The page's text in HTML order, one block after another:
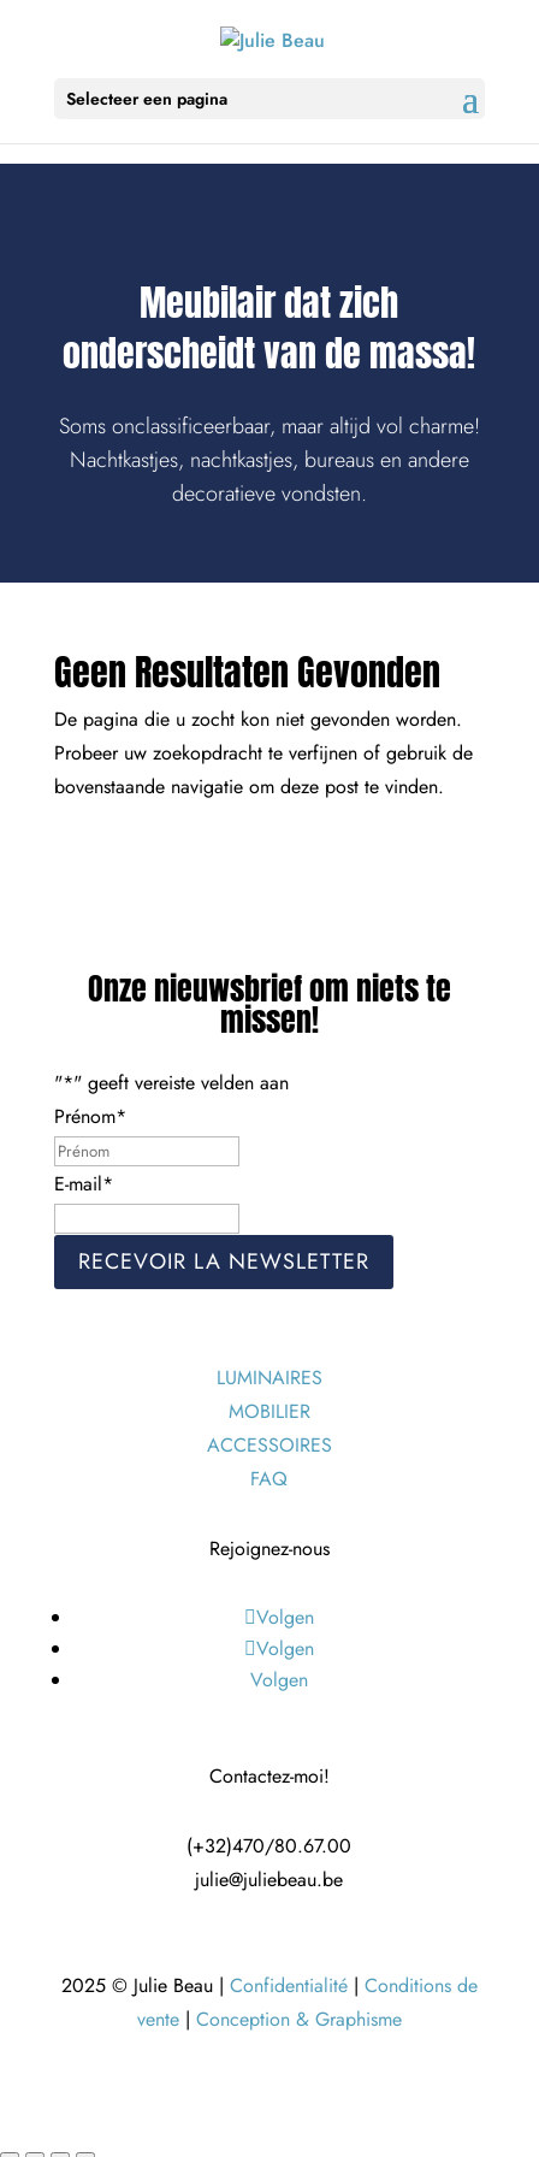
Selecteer een pagina
Meubilair dat zich
onderscheidt van de massa!
Soms onclassificeerbaar, maar altijd vol charme!
Nachtkastjes, nachtkastjes, bureaus en andere
decoratieve vondsten.
Geen Resultaten Gevonden
De pagina die u zocht kon niet gevonden worden.
Probeer uw zoekopdracht te verfijnen of gebruik de
bovenstaande navigatie om deze post te vinden.
Onze nieuwsbrief om niets te
missen!
"*" geeft vereiste velden aan
Prénom*
E-mail*
LUMINAIRES
MOBILIER
ACCESSOIRES
FAQ
Rejoignez-nous
Volgen
Volgen
Volgen
Contactez-moi!
(+32)470/80.67.00
julie@juliebeau.be
2025 © Julie Beau | Confidentialité| Conditions de
vente| Conception & Graphisme